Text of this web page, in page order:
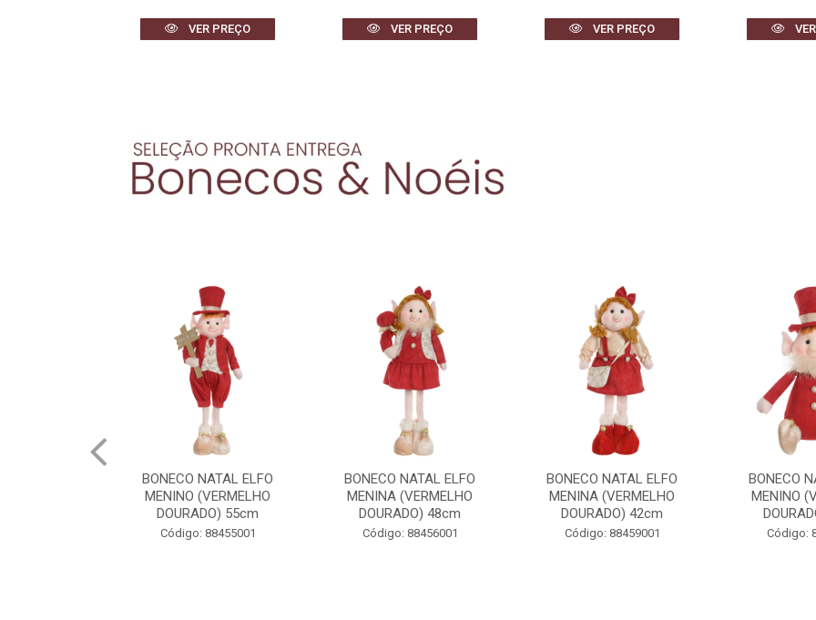
VER PREÇO VER PREÇO VER PREÇO
BONECO NATAL ELFO
MENINA (VERMELHO
DOURADO) 48cm
Código: 88456001
BONECO NATAL ELFO
MENINA (VERMELHO
DOURADO) 42cm
Código: 88459001
BONECO NATAL ELFO
MENINO (VERMELHO
DOURADO) 30cm
Código: 88476001
BONECO
MENINA
Código: